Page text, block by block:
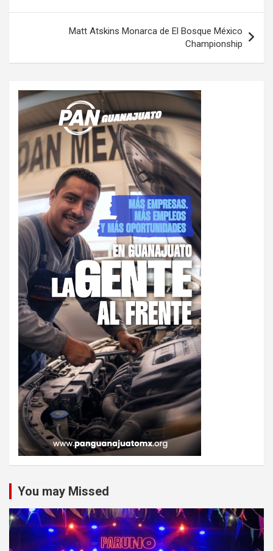
entradas
Matt Atskins Monarca de El Bosque México
Championship
You may Missed